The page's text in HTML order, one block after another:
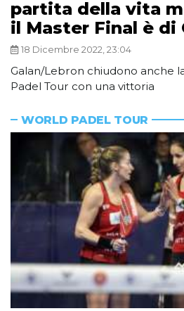
partita della vita
il Master Final è di
18 Dicembre 2022, 23:04
Galan/Lebron chiudono anche
Padel Tour con una vittoria
WORLD PADEL TOUR